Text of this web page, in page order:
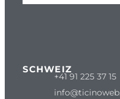
SCHWEIZ
+41 91 225 37 15